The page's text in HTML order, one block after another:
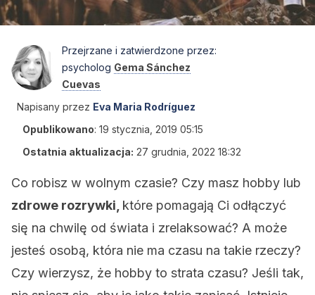
Przejrzane i zatwierdzone przez:
psycholog Gema Sánchez
Cuevas
Napisany przez Eva Maria Rodríguez
Opublikowano: 19 stycznia, 2019 05:15
Ostatnia aktualizacja: 27 grudnia, 2022 18:32
Co robisz w wolnym czasie? Czy masz hobby lub
zdrowe rozrywki, które pomagają Ci odłączyć
się na chwilę od świata i zrelaksować? A może
jesteś osobą, która nie ma czasu na takie rzeczy?
Czy wierzysz, że hobby to strata czasu? Jeśli tak,